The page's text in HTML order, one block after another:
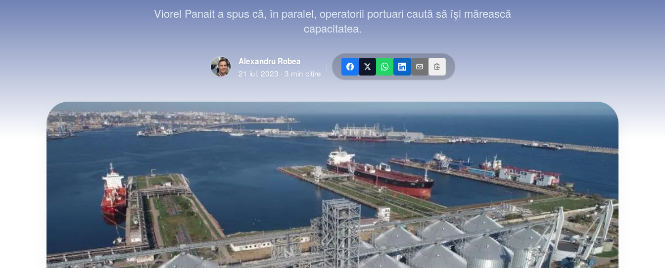
Viorel Panait a spus că, în paralel, operatorii portuari caută să îşi mărească
capacitatea.
Alexandru Robea
21 iul. 2023 · 3 min citire